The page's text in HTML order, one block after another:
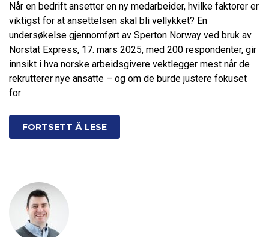
Når en bedrift ansetter en ny medarbeider, hvilke faktorer er
viktigst for at ansettelsen skal bli vellykket? En
undersøkelse gjennomført av Sperton Norway ved bruk av
Norstat Express, 17. mars 2025, med 200 respondenter, gir
innsikt i hva norske arbeidsgivere vektlegger mest når de
rekrutterer nye ansatte – og om de burde justere fokuset
for
FORTSETT Å LESE